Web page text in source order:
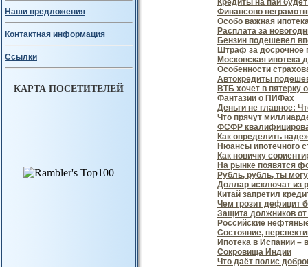
Наши предложения
Контактная информация
Ссылки
КАРТА ПОСЕТИТЕЛЕЙ
Кредиты на паи
Финансово
Особо важная
Расплата за
Бензин подешевел
Штраф за досрочное
Московская ипотека
Особенности
Автокредиты
ВТБ хочет в пятерку
Фантазии о ПИФах
Деньги не главное:
Что прячут
ФСФР
Как определить
Нюансы ипотечного
Как новичку
На рынке появятся
Рубль, рубль, ты
Доллар исключат из
Китай запретил
Чем грозит дефицит
Защита должников от
Российские
Состояние,
Ипотека в Испании –
Сокровища Индии
Что даёт полис